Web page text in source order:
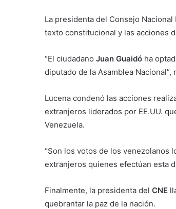
La presidenta del Consejo Nacional
texto constitucional y las acciones
“El ciudadano Juan Guaidó ha
diputado de la Asamblea Nacional”,
Lucena condenó las acciones
extranjeros liderados por EE.UU.
Venezuela.
“Son los votos de los venezolanos
extranjeros quienes efectúan esta
Finalmente, la presidenta del CNE
quebrantar la paz de la nación.